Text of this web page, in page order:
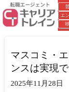
エ
マスコミ・
ンスは実現
2025年11月28日